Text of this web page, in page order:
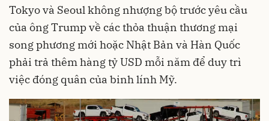
Tokyo và Seoul không nhượng bộ trước yêu cầu
của ông Trump về các thỏa thuận thương mại
song phương mới hoặc Nhật Bản và Hàn Quốc
phải trả thêm hàng tỷ USD mỗi năm để duy trì
việc đóng quân của binh lính Mỹ.